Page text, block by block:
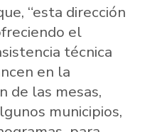
“esta dirección
el
técnica
en la
de las mesas,
municipios,